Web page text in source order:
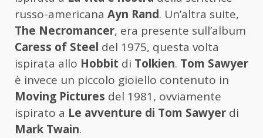
russo-americana Ayn Rand. Un’altra suite,
The Necromancer, era presente sull’album
Caress of Steel del 1975, questa volta
ispirata allo Hobbit di Tolkien. Tom Sawyer
è invece un piccolo gioiello contenuto in
Moving Pictures del 1981, ovviamente
ispirato a Le avventure di Tom Sawyer di
Mark Twain.